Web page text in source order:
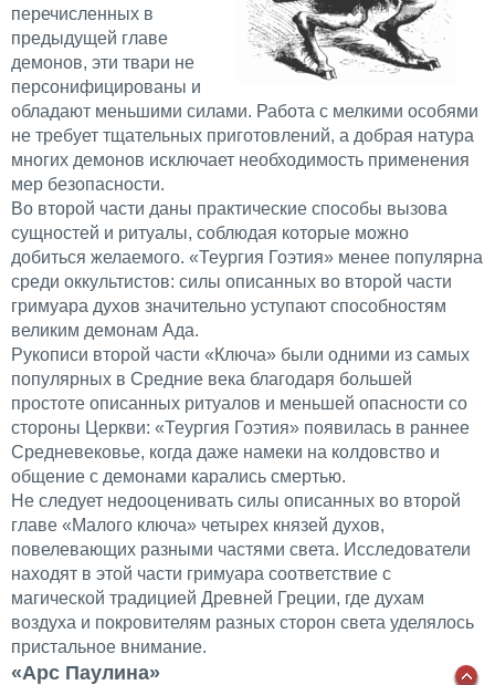
перечисленных в
предыдущей главе
демонов, эти твари не
персонифицированы и
обладают меньшими силами. Работа с мелкими особями
не требует тщательных приготовлений, а добрая натура
многих демонов исключает необходимость применения
мер безопасности.
Во второй части даны практические способы вызова
сущностей и ритуалы, соблюдая которые можно
добиться желаемого. «Теургия Гоэтия» менее популярна
среди оккультистов: силы описанных во второй части
гримуара духов значительно уступают способностям
великим демонам Ада.
Рукописи второй части «Ключа» были одними из самых
популярных в Средние века благодаря большей
простоте описанных ритуалов и меньшей опасности со
стороны Церкви: «Теургия Гоэтия» появилась в раннее
Средневековье, когда даже намеки на колдовство и
общение с демонами карались смертью.
Не следует недооценивать силы описанных во второй
главе «Малого ключа» четырех князей духов,
повелевающих разными частями света. Исследователи
находят в этой части гримуара соответствие с
магической традицией Древней Греции, где духам
воздуха и покровителям разных сторон света уделялось
пристальное внимание.
«Арс Паулина»